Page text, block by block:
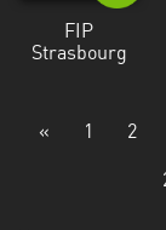
FIP
Strasbourg
« 1 2